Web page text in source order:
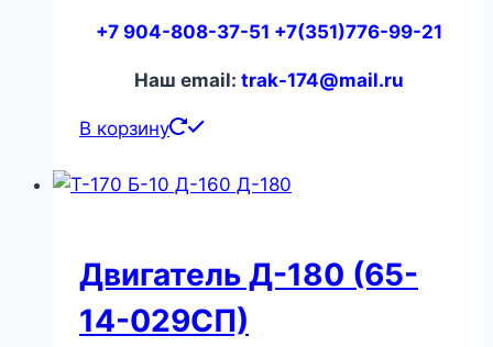
+7 904-808-37-51 +7(351)776-99-21
Наш email: trak-174@mail.ru
В корзину
Двигатель Д-180 (65-
14-029СП)